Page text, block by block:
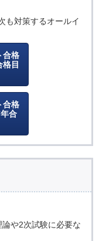
も対策するオールイ
合格
目
合格
合
や2次試験に必要な